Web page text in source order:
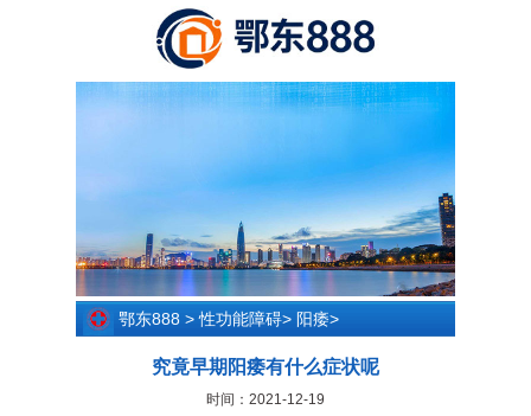
鄂东888 >性功能障碍> 阳痿>
究竟早期阳痿有什么症状呢
时间：2021-12-19